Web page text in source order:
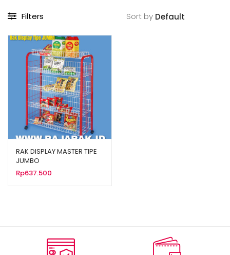
Filters Sort by
RAK DISPLAY MASTER TIPE
JUMBO
Rp637.500